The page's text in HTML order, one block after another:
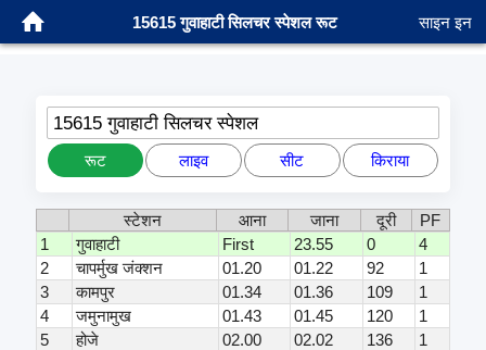
15615 गुवाहाटी सिलचर स्पेशल रूट साइन इन
15615 गुवाहाटी सिलचर स्पेशल
रूट लाइव सीट किराया
स्टेशन आना जाना दूरी
PF
1
गुवाहाटी First 23.55 0
4
2
चापर्मुख जंक्शन 01.20 01.22 92
1
3
कामपुर 01.34 01.36 109
1
4
जमुनामुख 01.43 01.45 120
1
5
होजे 02.00 02.02 136
1